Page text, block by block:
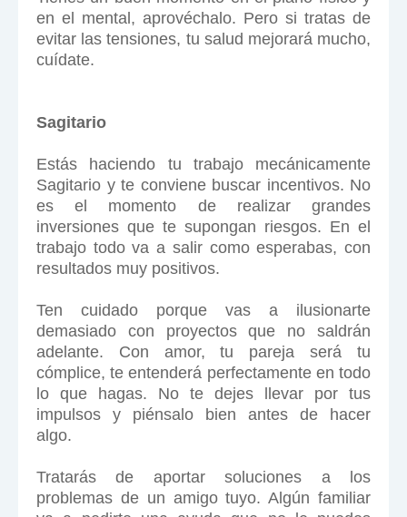
en el mental, aprovéchalo. Pero si tratas de
evitar las tensiones, tu salud mejorará mucho,
cuídate.
Sagitario
Estás haciendo tu trabajo mecánicamente
Sagitario y te conviene buscar incentivos. No
es el momento de realizar grandes
inversiones que te supongan riesgos. En el
trabajo todo va a salir como esperabas, con
resultados muy positivos.
Ten cuidado porque vas a ilusionarte
demasiado con proyectos que no saldrán
adelante. Con amor, tu pareja será tu
cómplice, te entenderá perfectamente en todo
lo que hagas. No te dejes llevar por tus
impulsos y piénsalo bien antes de hacer
algo.
Tratarás de aportar soluciones a los
problemas de un amigo tuyo. Algún familiar